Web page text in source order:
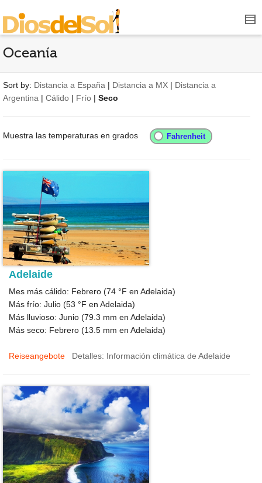
Oceanía
Sort by: Distancia a España | Distancia a MX | Distancia a
Argentina | Cálido | Frío | Seco
Muestra las temperaturas en grados
Adelaide
Mes más cálido: Febrero (74 °F en Adelaida)
Más frío: Julio (53 °F en Adelaida)
Más lluvioso: Junio (79.3 mm en Adelaida)
Más seco: Febrero (13.5 mm en Adelaida)
Reiseangebote Detalles: Información climática de Adelaide